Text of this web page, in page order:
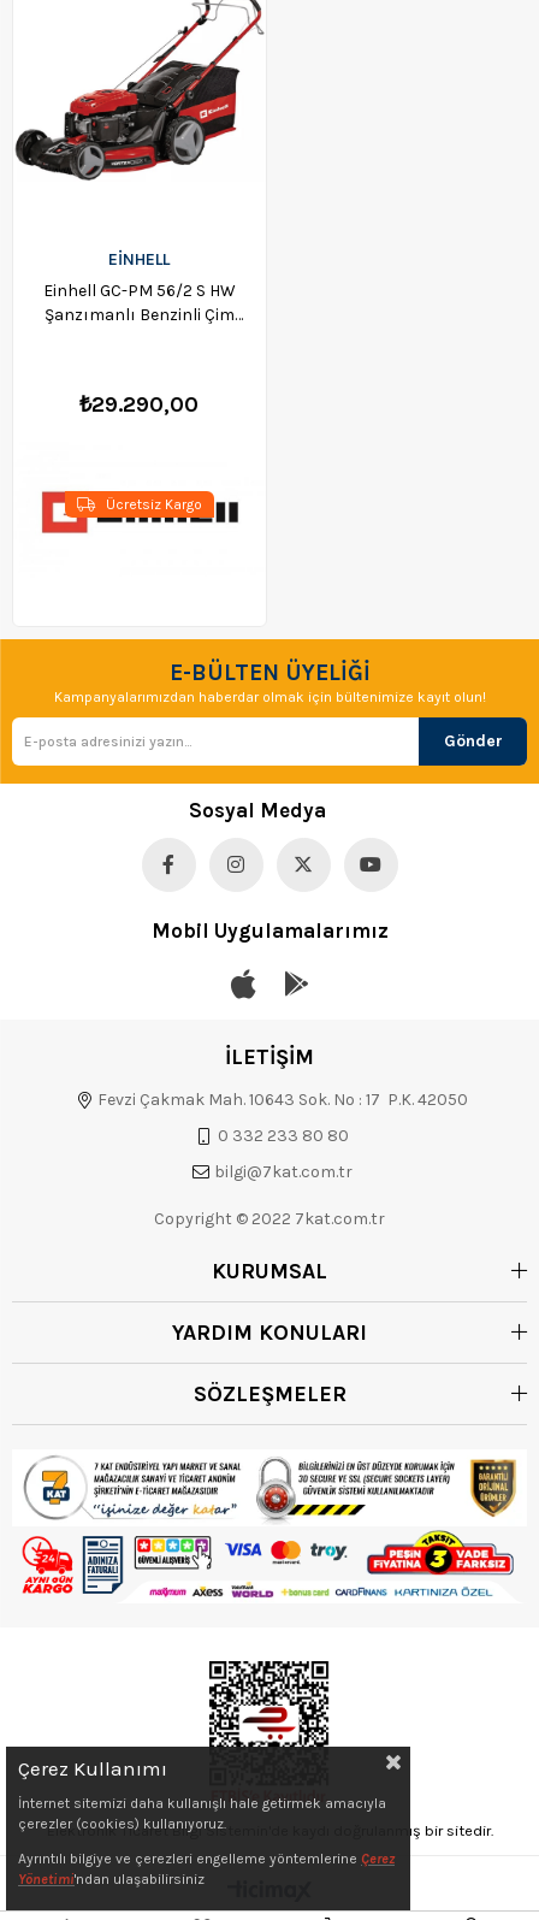
EİNHELL
Einhell GC-PM 56/2 S HW
Şanzımanlı Benzinli Çim
₺29.290,00
Ücretsiz Kargo
E-BÜLTEN ÜYELİĞİ
Kampanyalarımızdan haberdar olmak için bültenimize kayıt olun!
Gönder
Sosyal Medya
Mobil Uygulamalarımız
İLETİŞİM
Fevzi Çakmak Mah. 10643 Sok. No : 17 P.K. 42050
0 332 233 80 80
bilgi@7kat.com.tr
Copyright © 2022 7kat.com.tr
KURUMSAL
YARDIM KONULARI
SÖZLEŞMELER
Elektronik Ticaret Bilgi Sistemin'de kaydı doğrulanmış bir sitedir.
Çerez Kullanımı
İnternet sitemizi daha kullanışlı hale getirmek amacıyla
çerezler (cookies) kullanıyoruz.
Ayrıntılı bilgiye ve çerezleri engelleme yöntemlerine Çerez
Yönetimi'ndan ulaşabilirsiniz